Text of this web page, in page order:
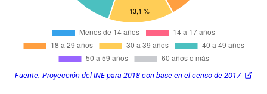
Fuente: Proyección del INE para 2018 con base en el censo de 2017